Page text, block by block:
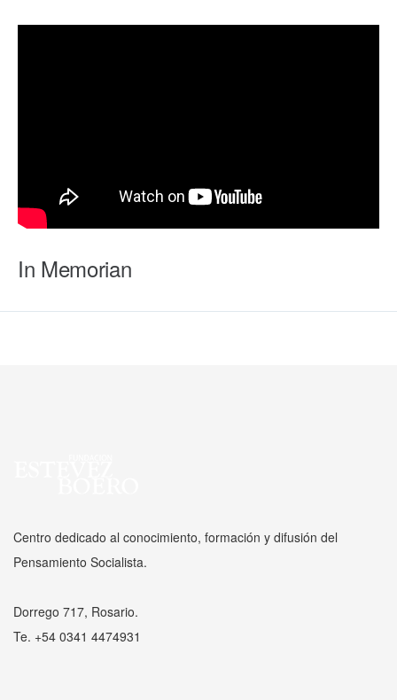
In Memorian
Centro dedicado al conocimiento, formación y difusión del
Pensamiento Socialista.
Dorrego 717, Rosario.
Te. +54 0341 4474931